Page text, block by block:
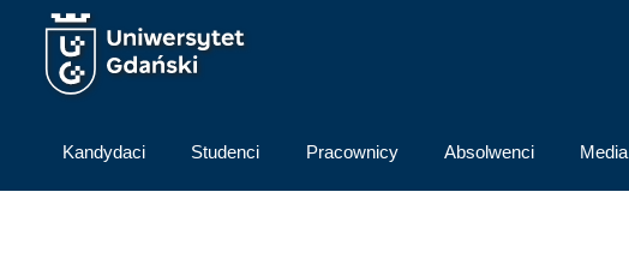
Przejdź do treści
Kandydaci Studenci Pracownicy Absolwenci Media